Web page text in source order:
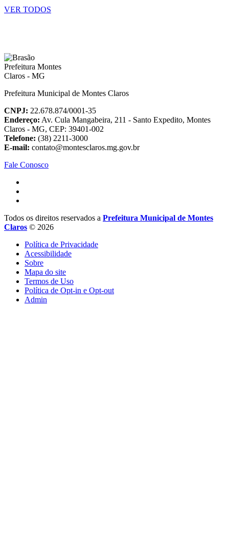
VER TODOS
Prefeitura Municipal de Montes Claros
CNPJ: 22.678.874/0001-35
Endereço: Av. Cula Mangabeira, 211 - Santo Expedito, Montes
Claros - MG, CEP: 39401-002
Telefone: (38) 2211-3000
E-mail: contato@montesclaros.mg.gov.br
Fale Conosco
Todos os direitos reservados a Prefeitura Municipal de Montes
Claros © 2026
Política de Privacidade
Acessibilidade
Sobre
Mapa do site
Termos de Uso
Política de Opt-in e Opt-out
Admin